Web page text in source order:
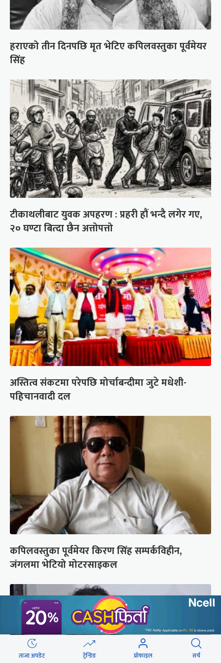
हराएको तीन दिनपछि मृत भेटिए कपिलवस्तुका पूर्वमेयर
सिंह
टीकाथलीबाट युवक अपहरण : प्रहरी हौं भन्दै लगेर गए,
२० घण्टा बित्दा छैन अत्तोपत्तो
अस्तित्व संकटमा परेपछि मोर्चाबन्दीमा जुटे मधेशी-
पहिचानवादी दल
कपिलवस्तुका पूर्वमेयर किरण सिंह सम्पर्कविहीन,
जंगलमा भेटियो मोटरसाइकल
ताजा अपडेट ट्रेन्डिङ प्रोफाइल सर्च